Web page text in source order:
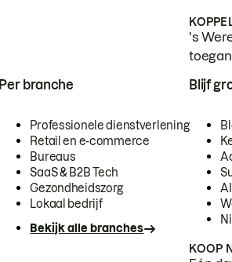
's
Per branche
Professionele dienstverlening
Retail en e-commerce
Bureaus
SaaS & B2B Tech
Gezondheidszorg
Lokaal bedrijf
Bekijk alle branches
Blijf
KOOP